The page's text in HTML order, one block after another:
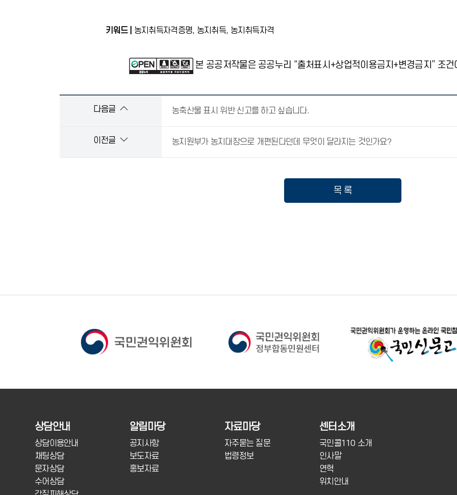
키워드 | 농지취득자격증명, 농지취득, 농지취득자격
본 공공저작물은 공공누리 “출처표시+상업적이용금지+변경금지” 조
다음글 농축산물 표시 위반 신고를 하고 싶습니다.
이전글 농지원부가 농지대장으로 개편된다던데 무엇이 달라지는 것인가요?
목 록
상담안내
상담이용안내
채팅상담
문자상담
수어상담
알림마당
공지사항
보도자료
홍보자료
자료마당
자주묻는 질문
법령정보
센터소개
국민콜110 소개
인사말
연혁
위치안내